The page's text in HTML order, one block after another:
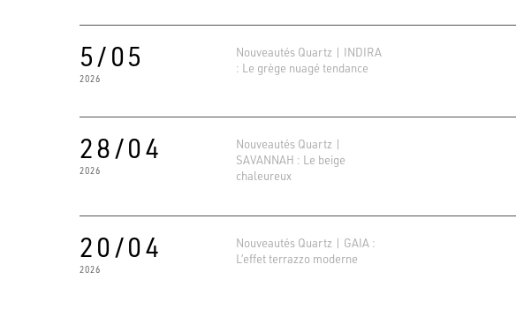
5/05
2026
Nouveautés Quartz | INDIRA
: Le grège nuagé tendance
28/04
2026
Nouveautés Quartz |
SAVANNAH : Le beige
chaleureux
20/04
2026
Nouveautés Quartz | GAIA :
L’effet terrazzo moderne